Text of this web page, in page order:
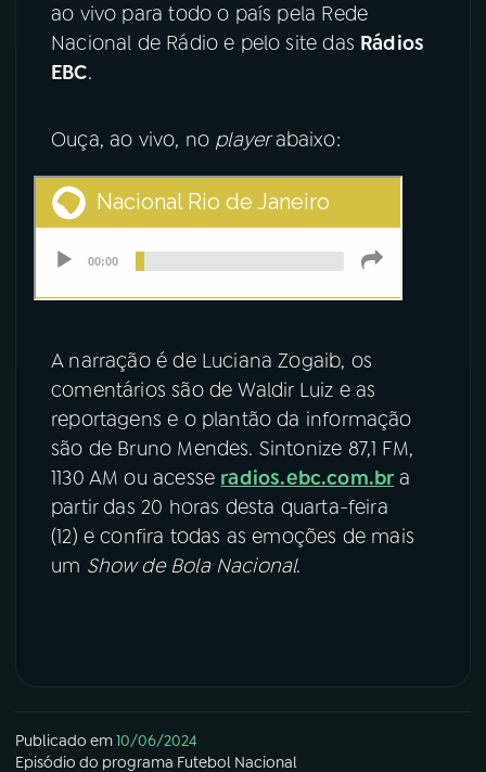
TikTok
ao vivo para todo o país pela Rede
Nacional de Rádio e pelo site das Rádios
EBC.
Ouça, ao vivo, no playerabaixo:
A narração é de Luciana Zogaib, os
comentários são de Waldir Luiz e as
reportagens e o plantão da informação
são de Bruno Mendes. Sintonize 87,1 FM,
1130 AM ou acesse radios.ebc.com.br a
partir das 20 horas desta quarta-feira
(12) e confira todas as emoções de mais
um Show de Bola Nacional.
Publicado em10/06/2024
Episódio do programa Futebol Nacional